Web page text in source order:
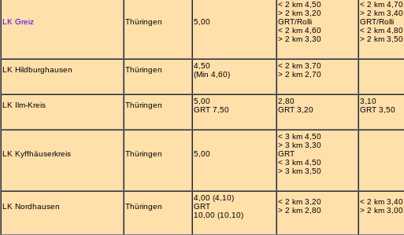
LK Greiz Thüringen 5,00
< 2 km 4,50
> 2 km 3,20
GRT/Rolli
< 2 km 4,60
> 2 km 3,30
< 2 km 4,70
> 2 km 3,40
GRT/Rolli
< 2 km 4,80
> 2 km 3,50
LK Hildburghausen Thüringen
4,50
(Min 4,60)
< 2 km 3,70
> 2 km 2,70
LK Ilm-Kreis Thüringen
5,00
GRT 7,50
2,80
GRT 3,20
3,10
GRT 3,50
LK Kyffhäuserkreis Thüringen 5,00
< 3 km 4,50
> 3 km 3,30
GRT
< 3 km 4,50
> 3 km 3,50
LK Nordhausen Thüringen
4,00 (4,10)
GRT
10,00 (10,10)
< 2 km 3,20
> 2 km 2,80
< 2 km 3,40
> 2 km 3,00